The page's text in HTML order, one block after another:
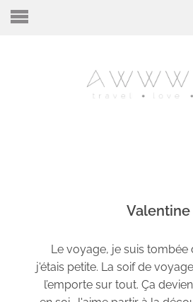
Valentine
Le voyage, je suis tombée
j'étais petite. La soif de
l’emporte sur tout. Ça